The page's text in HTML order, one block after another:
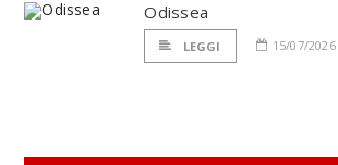
Odissea
LEGGI 15/07/2026